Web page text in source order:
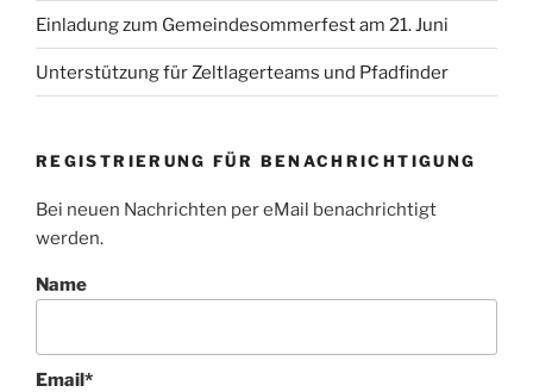
Einladung zum Gemeindesommerfest am 21. Juni
Unterstützung für Zeltlagerteams und Pfadfinder
REGISTRIERUNG FÜR BENACHRICHTIGUNG
Bei neuen Nachrichten per eMail benachrichtigt
werden.
Name
Email*